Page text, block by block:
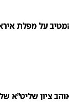
על מפלת
אוהב ציון